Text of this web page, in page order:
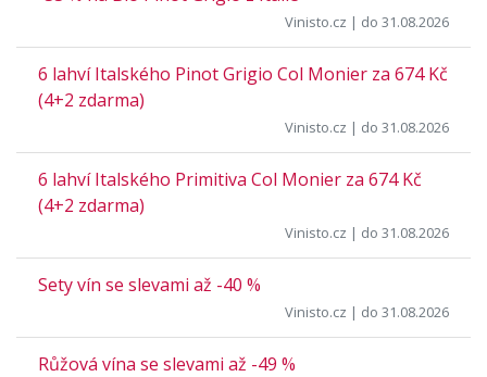
Vinisto.cz | do 31.08.2026
6 lahví Italského Pinot Grigio Col Monier za 674 Kč
(4+2 zdarma)
Vinisto.cz | do 31.08.2026
6 lahví Italského Primitiva Col Monier za 674 Kč
(4+2 zdarma)
Vinisto.cz | do 31.08.2026
Sety vín se slevami až -40 %
Vinisto.cz | do 31.08.2026
Růžová vína se slevami až -49 %